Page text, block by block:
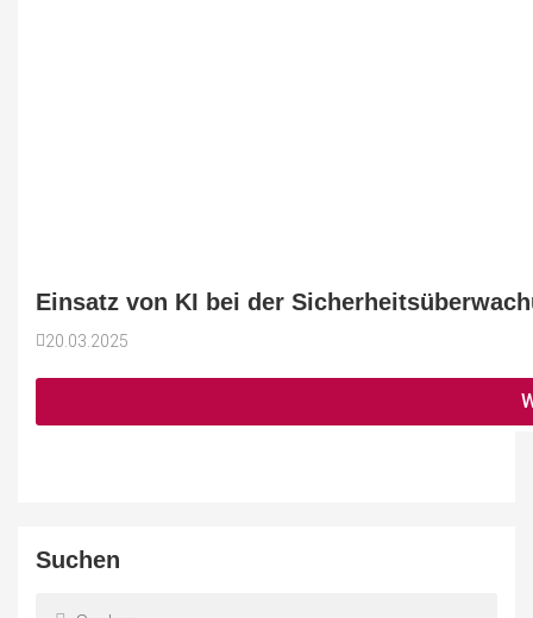
Einsatz von KI bei der
20.03.2025
Suchen